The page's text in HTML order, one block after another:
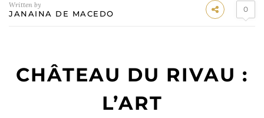
Written by
JANAINA DE MACEDO 0
CHÂTEAU DU RIVAU :
L’ART